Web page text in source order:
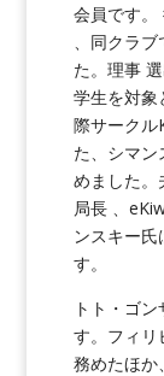
会員です。
、同クラブ
た。理事
学生を対象
際サークル
た、シマ
めました。
局長 、
ンスキー
す。
トト・ゴ
す。フィリ
務めたほか